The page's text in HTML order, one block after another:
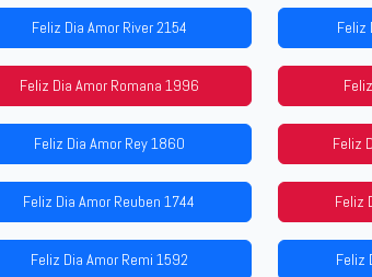
Feliz Dia Amor River 2154 Feliz
Feliz Dia Amor Romana 1996
Feliz Dia Amor Rey 1860 Feliz
Feliz Dia Amor Reuben 1744 Feliz
Feliz Dia Amor Remi 1592 Feliz